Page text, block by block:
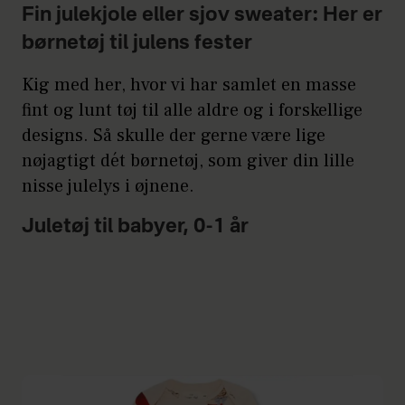
Fin julekjole eller sjov sweater: Her er
børnetøj til julens fester
Kig med her, hvor vi har samlet en masse
fint og lunt tøj til alle aldre og i forskellige
designs. Så skulle der gerne være lige
nøjagtigt dét børnetøj, som giver din lille
nisse julelys i øjnene.
Juletøj til babyer, 0-1 år